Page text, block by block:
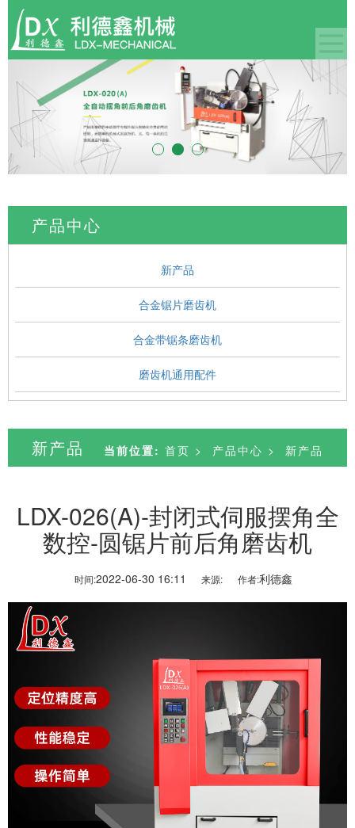
产品中心
新产品
合金锯片磨齿机
合金带锯条磨齿机
磨齿机通用配件
新产品 当前位置: 首页 > 产品中心 > 新产品
LDX-026(A)-封闭式伺服摆角全
数控-圆锯片前后角磨齿机
时间:2022-06-30 16:11 来源: 作者:利德鑫